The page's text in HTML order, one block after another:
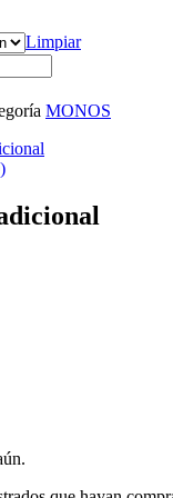
Limpiar
MONOS